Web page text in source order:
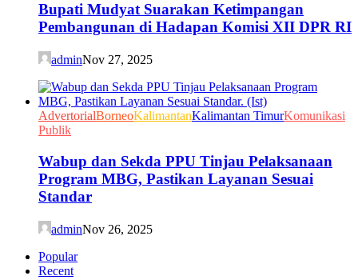
Bupati Mudyat Suarakan Ketimpangan
Pembangunan di Hadapan Komisi XII DPR RI
adminNov 27, 2025
AdvertorialBorneoKalimantanKalimantan TimurKomunikasi
Publik
Wabup dan Sekda PPU Tinjau Pelaksanaan
Program MBG, Pastikan Layanan Sesuai
Standar
adminNov 26, 2025
Popular
Recent